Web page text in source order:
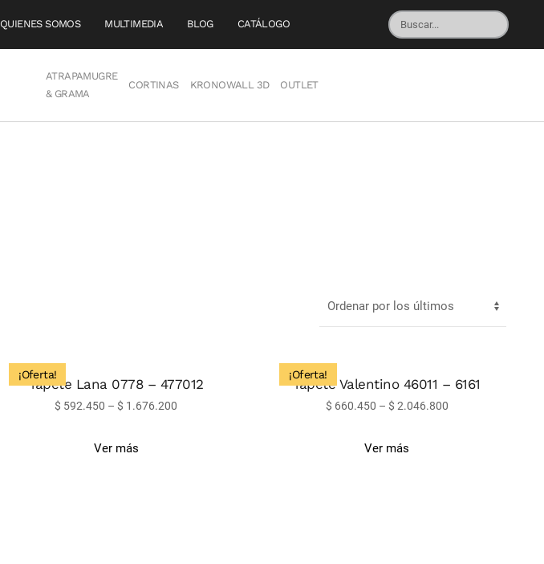
QUIENES SOMOS MULTIMEDIA BLOG CATÁLOGO
ATRAPAMUGRE
& GRAMA
CORTINAS KRONOWALL 3D OUTLET
¡Oferta!
Tapete Lana 0778 – 477012
$ 592.450 –$ 1.676.200
Ver más
¡Oferta!
Tapete Valentino 46011 – 6161
$ 660.450 – $ 2.046.800
Ver más